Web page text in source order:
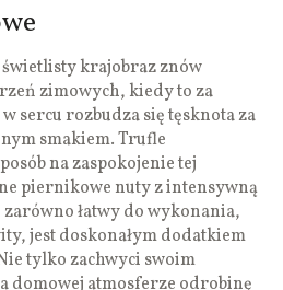
krajobraz znów
zimowych, kiedy to za
sercu rozbudza się tęsknota za
smakiem. Trufle
na zaspokojenie tej
piernikowe nuty z intensywną
łatwy do wykonania,
jest doskonałym dodatkiem
tylko zachwyci swoim
domowej atmosferze odrobinę